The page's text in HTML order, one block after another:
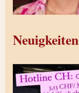
Neuigkeiten